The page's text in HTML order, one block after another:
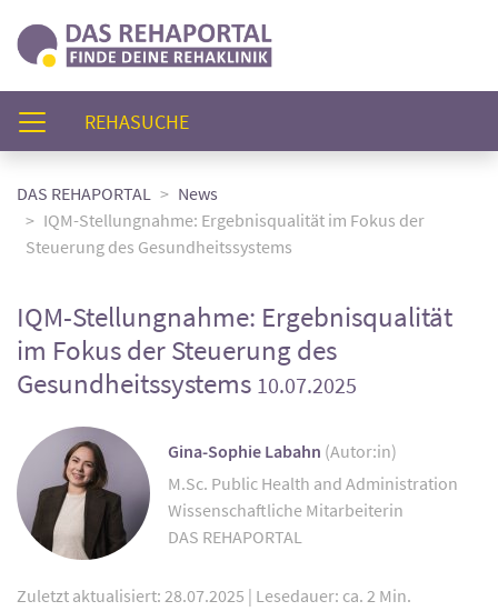
REHASUCHE(AKTUELL)
DAS REHAPORTAL
News
IQM-Stellungnahme: Ergebnisqualität im Fokus der
Steuerung des Gesundheitssystems
IQM-Stellungnahme: Ergebnisqualität
im Fokus der Steuerung des
Gesundheitssystems 10.07.2025
Gina-Sophie Labahn (Autor:in)
M.Sc. Public Health and Administration
Wissenschaftliche Mitarbeiterin
DAS REHAPORTAL
Zuletzt aktualisiert: 28.07.2025 | Lesedauer: ca. 2 Min.